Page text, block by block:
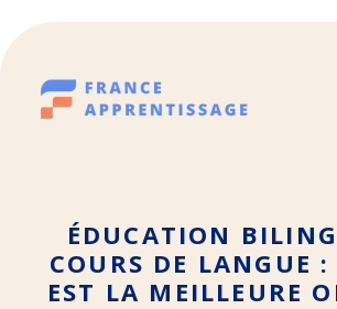
Aller
au
contenu
ÉDUCATION
COURS DE LANGUE :
EST LA MEILLEURE